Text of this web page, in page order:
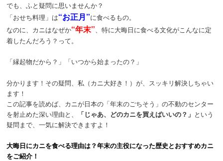
でも、ふと疑問に思いませんか？
「おせち料理」は“お正月”に食べるもの。
なのに、カニはなぜか“年末”、特に大晦日に食べる文化がこんなに定
着したんだろう？って。
「縁起物だから？」「いつから始まったの？」
分かります！その疑問、私（カニ大好き！）が、スッキリ解決しちゃい
ます！
この記事を読めば、カニが日本の「年末のごちそう」の不動のセンター
を射止めた深い理由と、
「じゃあ、どのカニを買えばいいの？」 という
疑問まで、一気に解決できますよ！
大晦日にカニを食べる理由は？年末の主役になった歴史とおすすめカニ
をご紹介！